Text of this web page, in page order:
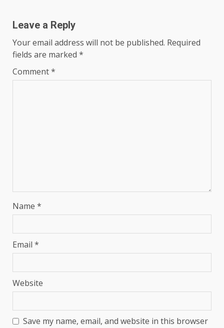
Leave a Reply
Your email address will not be published. Required
fields are marked *
Comment*
Name *
Email *
Website
Save my name, email, and website in this browser